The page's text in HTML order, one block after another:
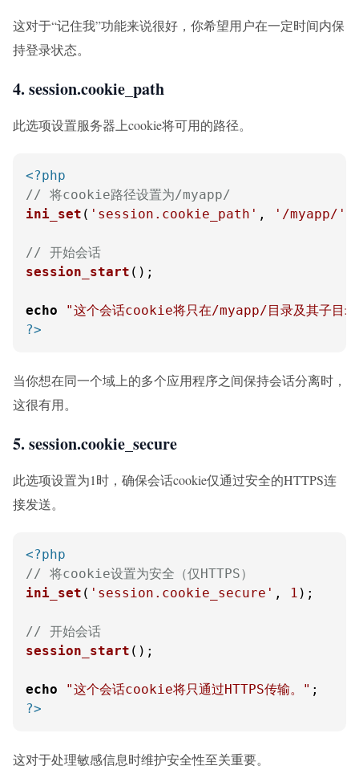
这对于“记住我”功能来说很好，你希望用户在一定时间内保
持登录状态。
4. session.cookie_path
此选项设置服务器上cookie将可用的路径。
<?php
// 将cookie路径设置为/myapp/
ini_set ( 'session.cookie_path' , '/myapp/'
// 开始会话
session_start ();
echo
"这个会话cookie将只在/myapp/目录及其子目
?>
当你想在同一个域上的多个应用程序之间保持会话分离时，
这很有用。
5. session.cookie_secure
此选项设置为1时，确保会话cookie仅通过安全的HTTPS连
接发送。
<?php
// 将cookie设置为安全（仅HTTPS）
ini_set ( 'session.cookie_secure' , 1 );
// 开始会话
session_start ();
echo "这个会话cookie将只通过HTTPS传输。"
?>
这对于处理敏感信息时维护安全性至关重要。